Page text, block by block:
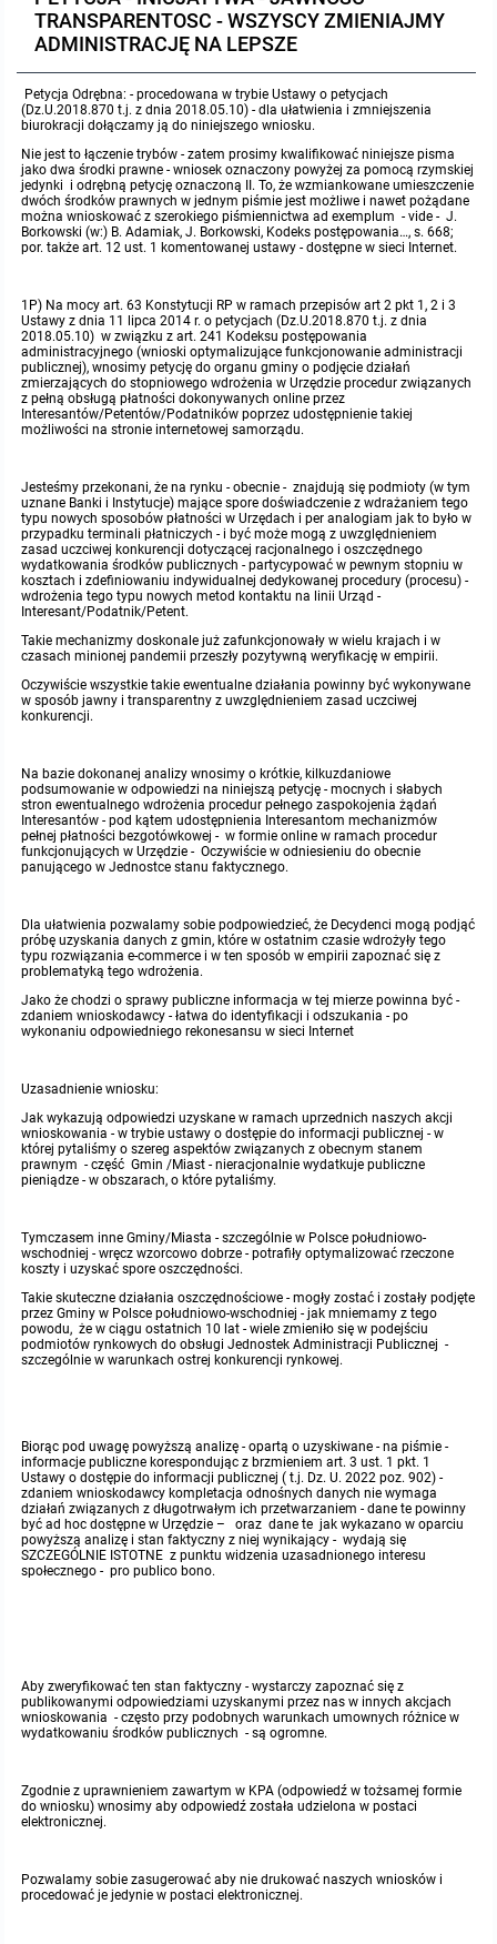
Protokoły z posiedzeń sesji 2023
Protokoły z posiedzeń sesji 2022
Protokoły z posiedzeń sesji 2021
Protokoły z posiedzeń sesji 2020
Protokoły z posiedzeń sesji 2019
Protokoły z posiedzeń sesji 2018
Protokoły z posiedzeń sesji 2017
Protokoły z posiedzeń sesji 2017
Protokoły z posiedzeń sesji 2016
Protokoły z posiedzeń sesji 2015
Protokoły z posiedzeń sesji 2014
Protokoły z posiedzeń sesji 2013
Protokoły z posiedzeń sesji 2012
Protokoły z posiedzeń sesji 2010
Dyżury Przewodniczącego Rady Gminy
Wspólne posiedzenia Komisji Rady Gminy Lasowice Wielkie
Doraźna komisji ds. wyboru ławników
Uchwały Rady Gminy 2009-2014
Uchwały Rady Gminy do 2007
Informacje o finansach publicznych
Opinie Regionalnej Izby Obrachunkowej
Strategia rozwoju
Regulamin organizacyjny
Gospodarka przestrzenna
Raport dostępności
Kogo dotyczy BIP?
Co powinien zawierać BIP?
Podstawy prawne
Formularz oświadczenia BIP
MENU PRZEDMIOTOWE
Instytucje Gminne
JEDNOSTKI ORGANIZACYJNE
Ośrodek Pomocy Społecznej
Zespół Szkolno-Przedszkolny w Chocianowicach
Zespół Szkolno-Przedszkolny w Lasowicach Wielkich
Biblioteka Publiczna
Sołectwa
Zarządzenia Wójta
Zarządzenia Wójta 2024-2029
Zarządzenia Wójta 2018-2023
Zarządzenia Wójta Gminy w 2010 roku
Zarządzenia Wójta Gminy w 2011 r.
Zarządzenia Wójta do 2007
Zarządzenia w 2008 roku
Zarządzenia w 2009
Podatki i opłaty
Formularze na podatki lokalne obowiązujące od 1 lipca 2019 r.
Umorzenia
Podatki i opłaty lokalne
Preferencyjny zakup węgla
Oświadczenia majątkowe radnych i pracowników
Obwieszczenia i ogłoszenia
Informacje publiczne archiwalne
Informacje o środowisku
Praca w Urzędzie
Ogłoszenia o naborze
Oświadczenia kandydata
Informacja o wynikach naboru
Ochrona Środowiska
Publicznie dostępny wykaz danych o środowisku
Rejestr działalności regulowanej
Roczne sprawozdania z gospodarki odpadami
Analiza stanu gospodarki odpadami
Sprawozdanie okresowe z realizacji programu ochrony powietrza
Kontrole
Przetargi
Platforma e-Zamówienia
Ogłoszenia dodatkowe
Informacja z otwarcia ofert
Plan Postępowań
Informacje o wyborze ofert
Gminna Ewidencja Zabytków Gminy Lasowice Wielkie
Planowanie i zagospodarowanie przestrzenne
Obowiązujące
W trakcie opracowania
Miejscowe plany zagospodarowania przestrzennego
Obowiązujące
W trakcie opracowania
Plan ogólny gminy
Obowiązujący
W trakcie opracowania
Formularze dotyczące aktów planowania przestrzennego
Wnioski o sporządzenie lub zmianę planów ogólnych lub planów
miejscowych
Archiwum BIP
OGŁOSZENIA
Taryfy dla zbiorowego zaopatrzenia w wodę i zbiorowego odprowadzania
Ochrona danych osobowych
Raport o stanie gminy
Gminna Komisja Rozwiązywania Problemów Alkoholowych
Wybory Ławników 2024r.
Audyt
TRANSPARENTOSC - WSZYSCY ZMIENIAJMY
ADMINISTRACJĘ NA LEPSZE
Petycja Odrębna: - procedowana w trybie Ustawy o petycjach
(Dz.U.2018.870 t.j. z dnia 2018.05.10) - dla ułatwienia i zmniejszenia
biurokracji dołączamy ją do niniejszego wniosku.
Nie jest to łączenie trybów - zatem prosimy kwalifikować niniejsze pisma
jako dwa środki prawne - wniosek oznaczony powyżej za pomocą rzymskiej
jedynki i odrębną petycję oznaczoną II. To, że wzmiankowane umieszczenie
dwóch środków prawnych w jednym piśmie jest możliwe i nawet pożądane
można wnioskować z szerokiego piśmiennictwa ad exemplum - vide - J.
Borkowski (w:) B. Adamiak, J. Borkowski, Kodeks postępowania…, s. 668;
por. także art. 12 ust. 1 komentowanej ustawy - dostępne w sieci Internet.
1P) Na mocy art. 63 Konstytucji RP w ramach przepisów art 2 pkt 1, 2 i 3
Ustawy z dnia 11 lipca 2014 r. o petycjach (Dz.U.2018.870 t.j. z dnia
2018.05.10) w związku z art. 241 Kodeksu postępowania
administracyjnego (wnioski optymalizujące funkcjonowanie administracji
publicznej), wnosimy petycję do organu gminy o podjęcie działań
zmierzających do stopniowego wdrożenia w Urzędzie procedur związanych
z pełną obsługą płatności dokonywanych online przez
Interesantów/Petentów/Podatników poprzez udostępnienie takiej
możliwości na stronie internetowej samorządu.
Jesteśmy przekonani, że na rynku - obecnie - znajdują się podmioty (w tym
uznane Banki i Instytucje) mające spore doświadczenie z wdrażaniem tego
typu nowych sposobów płatności w Urzędach i per analogiam jak to było w
przypadku terminali płatniczych - i być może mogą z uwzględnieniem
zasad uczciwej konkurencji dotyczącej racjonalnego i oszczędnego
wydatkowania środków publicznych - partycypować w pewnym stopniu w
kosztach i zdefiniowaniu indywidualnej dedykowanej procedury (procesu) -
wdrożenia tego typu nowych metod kontaktu na linii Urząd -
Interesant/Podatnik/Petent.
Takie mechanizmy doskonale już zafunkcjonowały w wielu krajach i w
czasach minionej pandemii przeszły pozytywną weryfikację w empirii.
Oczywiście wszystkie takie ewentualne działania powinny być wykonywane
w sposób jawny i transparentny z uwzględnieniem zasad uczciwej
konkurencji.
Na bazie dokonanej analizy wnosimy o krótkie, kilkuzdaniowe
podsumowanie w odpowiedzi na niniejszą petycję - mocnych i słabych
stron ewentualnego wdrożenia procedur pełnego zaspokojenia żądań
Interesantów - pod kątem udostępnienia Interesantom mechanizmów
pełnej płatności bezgotówkowej - w formie online w ramach procedur
funkcjonujących w Urzędzie - Oczywiście w odniesieniu do obecnie
panującego w Jednostce stanu faktycznego.
Dla ułatwienia pozwalamy sobie podpowiedzieć, że Decydenci mogą podjąć
próbę uzyskania danych z gmin, które w ostatnim czasie wdrożyły tego
typu rozwiązania e-commerce i w ten sposób w empirii zapoznać się z
problematyką tego wdrożenia.
Jako że chodzi o sprawy publiczne informacja w tej mierze powinna być -
zdaniem wnioskodawcy - łatwa do identyfikacji i odszukania - po
wykonaniu odpowiedniego rekonesansu w sieci Internet
Uzasadnienie wniosku:
Jak wykazują odpowiedzi uzyskane w ramach uprzednich naszych akcji
wnioskowania - w trybie ustawy o dostępie do informacji publicznej - w
której pytaliśmy o szereg aspektów związanych z obecnym stanem
prawnym - część Gmin /Miast - nieracjonalnie wydatkuje publiczne
pieniądze - w obszarach, o które pytaliśmy.
Tymczasem inne Gminy/Miasta - szczególnie w Polsce południowo-
wschodniej - wręcz wzorcowo dobrze - potrafiły optymalizować rzeczone
koszty i uzyskać spore oszczędności.
Takie skuteczne działania oszczędnościowe - mogły zostać i zostały podjęte
przez Gminy w Polsce południowo-wschodniej - jak mniemamy z tego
powodu, że w ciągu ostatnich 10 lat - wiele zmieniło się w podejściu
podmiotów rynkowych do obsługi Jednostek Administracji Publicznej -
szczególnie w warunkach ostrej konkurencji rynkowej.
Biorąc pod uwagę powyższą analizę - opartą o uzyskiwane - na piśmie -
informacje publiczne korespondując z brzmieniem art. 3 ust. 1 pkt. 1
Ustawy o dostępie do informacji publicznej ( t.j. Dz. U. 2022 poz. 902) -
zdaniem wnioskodawcy kompletacja odnośnych danych nie wymaga
działań związanych z długotrwałym ich przetwarzaniem - dane te powinny
być ad hoc dostępne w Urzędzie – oraz dane te jak wykazano w oparciu
powyższą analizę i stan faktyczny z niej wynikający - wydają się
SZCZEGÓLNIE ISTOTNE z punktu widzenia uzasadnionego interesu
społecznego - pro publico bono.
Aby zweryfikować ten stan faktyczny - wystarczy zapoznać się z
publikowanymi odpowiedziami uzyskanymi przez nas w innych akcjach
wnioskowania - często przy podobnych warunkach umownych różnice w
wydatkowaniu środków publicznych - są ogromne.
Zgodnie z uprawnieniem zawartym w KPA (odpowiedź w tożsamej formie
do wniosku) wnosimy aby odpowiedź została udzielona w postaci
elektronicznej.
Pozwalamy sobie zasugerować aby nie drukować naszych wniosków i
procedować je jedynie w postaci elektronicznej.